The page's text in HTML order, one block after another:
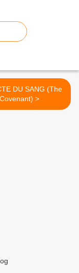
DU SANG (The
Covenant) >